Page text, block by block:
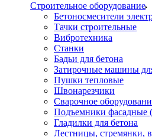
Строительное оборудование
Бетоносмесители
Тачки строительные
Вибротехника
Станки
Бадьи для бетона
Затирочные машины
Пушки тепловые
Швонарезчики
Сварочное
Подъемники фасадные
Гладилки для бетона
Лестницы, стремянки,